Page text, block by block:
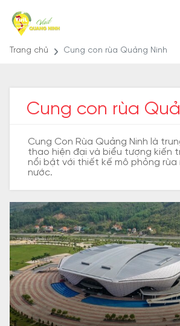
Trang chủ Cung con rùa Quảng Ninh
Cung con rùa
Cung Con Rùa Quảng Ninh là
thao hiện đại và biểu tượng kiến
nổi bật với thiết kế mô phỏng rùa
nước.